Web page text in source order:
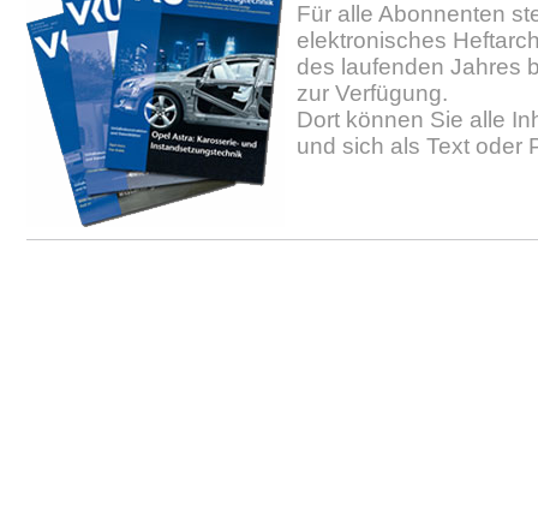
Für alle Abonnenten
elektronisches
des laufenden Jahres
zur Verfügung.
Dort können Sie alle
und sich als Text oder